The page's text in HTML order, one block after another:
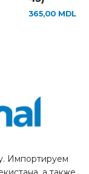
365,00 MDL
Импортируем